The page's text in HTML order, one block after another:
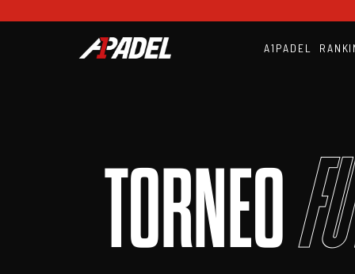
A1PADEL
TORNEO